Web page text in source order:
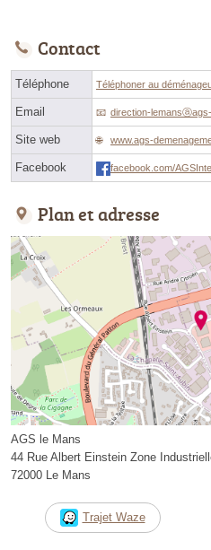
Contact
Téléphone Téléphoner au
Email direction-
Site web www.ags-
Facebook facebook.com/
Plan et adresse
AGS le Mans
44 Rue Albert Einstein Zone
72000 Le Mans
Trajet Waze